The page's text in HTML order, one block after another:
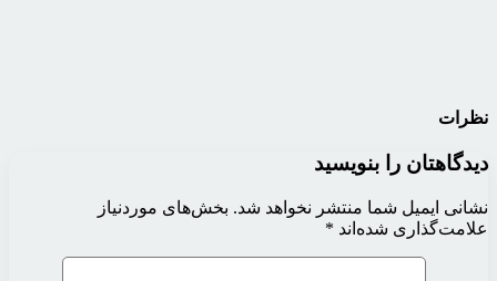
نظرات
دیدگاهتان را بنویسید
نشانی ایمیل شما منتشر نخواهد شد. بخش‌های موردنیاز
علامت‌گذاری شده‌اند *